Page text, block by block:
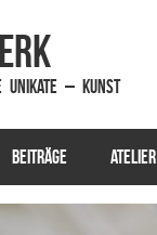
Unikate – Kunst
BEITRÄGE ATELIER